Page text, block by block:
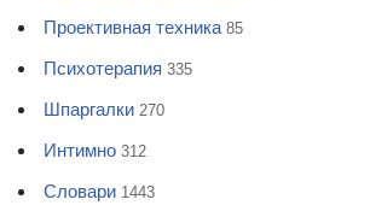
Проективная техника 85
Психотерапия 335
Шпаргалки 270
Интимно 312
Словари 1443